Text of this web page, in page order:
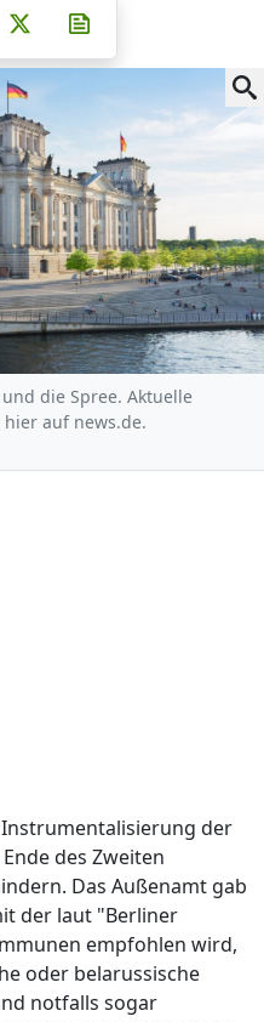
Facebook
auf Whatsapp
Teilen auf Telegram
Pinterest
E-Mail teilen
Post auf X
die Spree. Aktuelle
auf news.de.
der
des Zweiten
Das Außenamt gab
der laut "Berliner
empfohlen wird,
oder belarussische
notfalls sogar